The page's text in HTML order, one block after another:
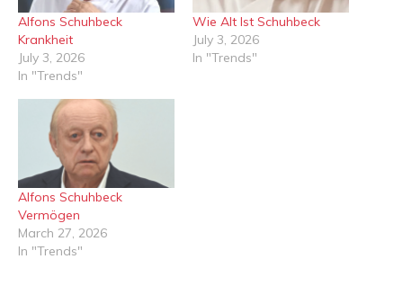
Alfons Schuhbeck
Krankheit
July 3, 2026
In "Trends"
Wie Alt Ist Schuhbeck
July 3, 2026
In "Trends"
Alfons Schuhbeck
Vermögen
March 27, 2026
In "Trends"